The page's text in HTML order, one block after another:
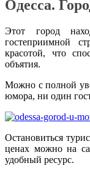
Одесса.
Этот город
гостеприимной
красотой, что
объятия.
Можно с полной
юмора, ни один
Остановиться
ценах можно на
удобный ресурс.